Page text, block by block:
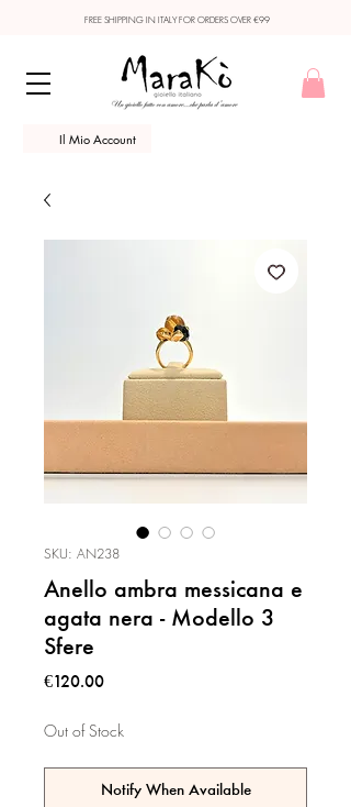
Il Mio Account
FREE SHIPPING IN ITALY FOR ORDERS OVER €99
SKU: AN238
Anello ambra messicana e
agata nera - Modello 3
Sfere
€120.00Price
Out of Stock
Notify When Available